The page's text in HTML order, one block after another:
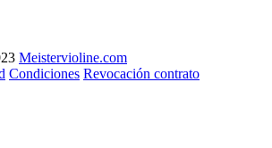
Meistervioline.com
Condiciones Revocación contrato